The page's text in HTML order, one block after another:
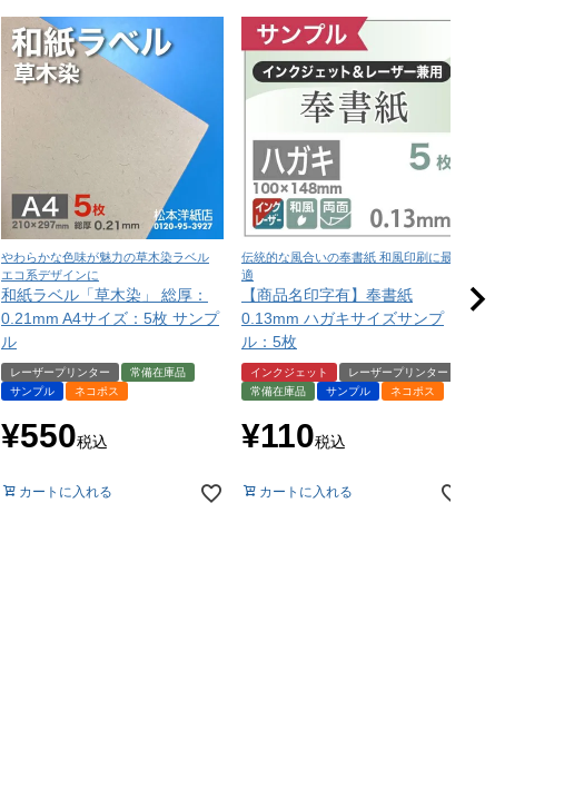
やわらかな色味が魅力の草木染ラベル
エコ系デザインに
和紙ラベル「草木染」 総厚：
0.21mm A4サイズ：5枚 サンプ
ル
レーザープリンター
常備在庫品
サンプル
ネコポス
¥550税込
カートに入れる
伝統的な風合いの奉書紙 和風印刷に最
適
【商品名印字有】奉書紙
0.13mm ハガキサイズサンプ
ル：5枚
インクジェット
レーザープリンター
常備在庫品
サンプル ネコポス
¥110税込
カートに入れる
NTラシャ